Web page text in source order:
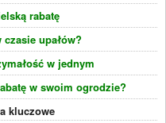
rabatę
upałów?
w jednym
w swoim ogrodzie?
kluczowe